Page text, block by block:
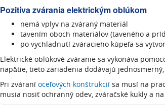
Pozitíva zvárania elektrickým oblúkom
nemá vplyv na zváraný materiál
tavením oboch materiálov (taveného a
po vychladnutí zváracieho kúpeľa sa
Elektrické oblúkové zváranie sa vykonáva
napätie, tieto zariadenia dodávajú
Pri zváraní oceľových konštrukciísa musí na
musia nosiť ochranný odev, zváračské kukly a